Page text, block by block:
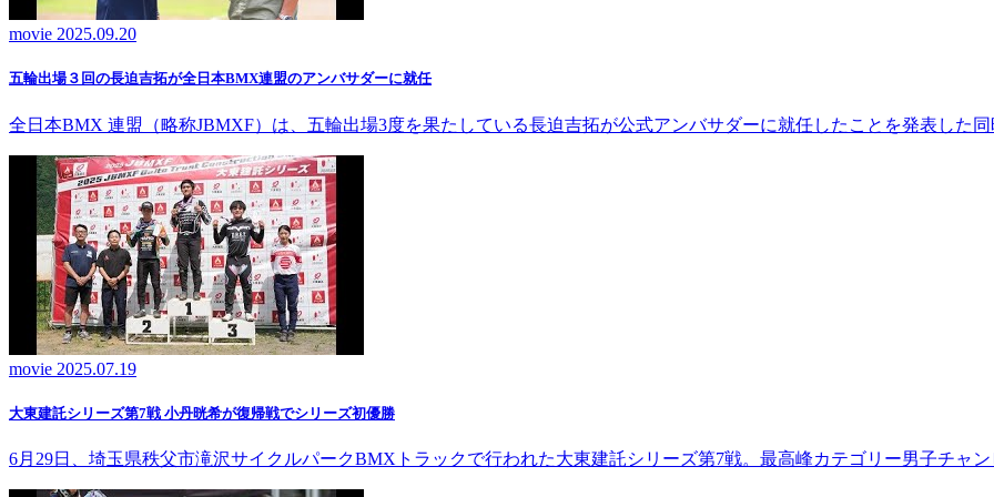
movie 2025.09.20
五輪出場３回の長迫吉拓が全日本BMX連盟のアンバサダーに就任
全日本BMX 連盟（略称JBMXF）は、五輪出場3度を果たしている長迫吉拓が公式アンバサダーに就任したことを発表した
movie 2025.07.19
大東建託シリーズ第7戦 ⼩丹晄希が復帰戦でシリーズ初優勝
6月29日、埼玉県秩父市滝沢サイクルパークBMXトラックで行われた大東建託シリーズ第7戦。最高峰カテゴリー男子チャ